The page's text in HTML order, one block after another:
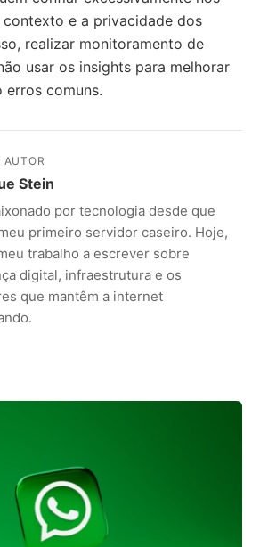
e a privacidade dos
realizar monitoramento de
usar os insights para melhorar
erros comuns.
AUTOR
Stein
por tecnologia desde que
primeiro servidor caseiro. Hoje,
trabalho a escrever sobre
digital, infraestrutura e os
que mantêm a internet